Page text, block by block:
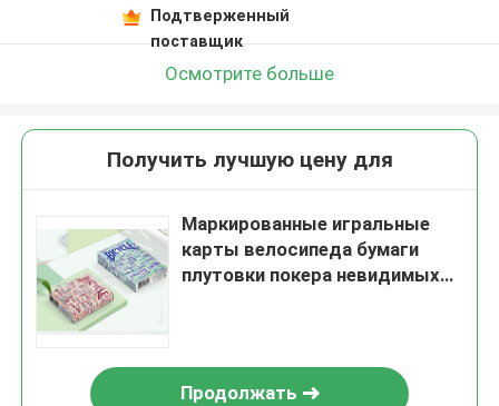
Подтверженный
поставщик
Осмотрите больше
Получить лучшую цену для
Маркированные игральные
карты велосипеда бумаги
плутовки покера невидимых
Продолжать